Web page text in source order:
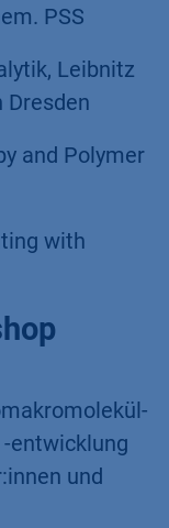
PSS
Leibnitz
and Polymer
with
entwicklung
und